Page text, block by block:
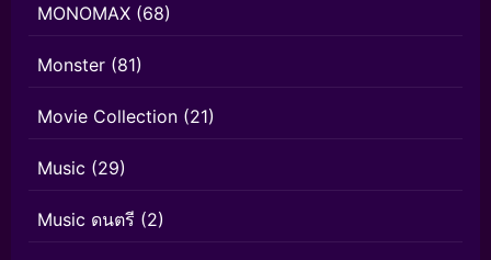
MONOMAX (68)
Monster (81)
Movie Collection (21)
Music (29)
Music ดนตรี (2)